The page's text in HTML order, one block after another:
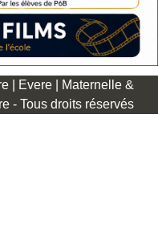
| Evere | Maternelle &
- Tous droits réservés